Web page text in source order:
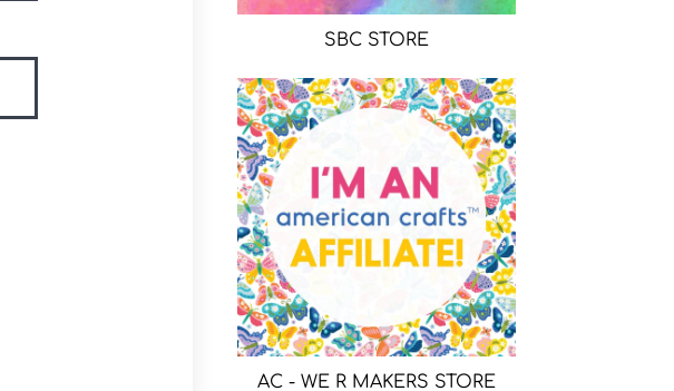
SBC STORE
AC - WE R MAKERS STORE